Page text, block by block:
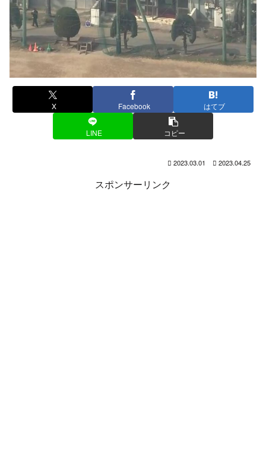
X Facebook はてブ
LINE コピー
2023.03.01 2023.04.25
スポンサーリンク